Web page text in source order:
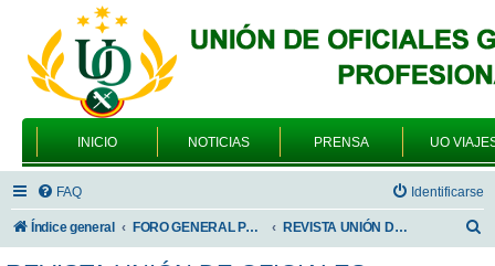
INICIO NOTICIAS PRENSA UO
FAQ Identificarse
Índice general FORO GENERAL PARA TODOS LOS USUARIOS REVISTA UNIÓN DE OFICIALES